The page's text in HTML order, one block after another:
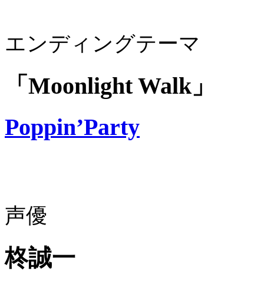
エンディングテーマ
「Moonlight Walk」
Poppin’Party
声優
柊誠一